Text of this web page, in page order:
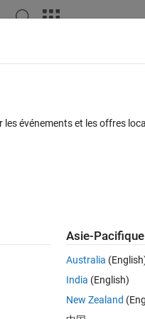
plus anciens
le 5 Sep
événements et les offres
Asie-Pacifique
Australia
India (English)
New Zealand